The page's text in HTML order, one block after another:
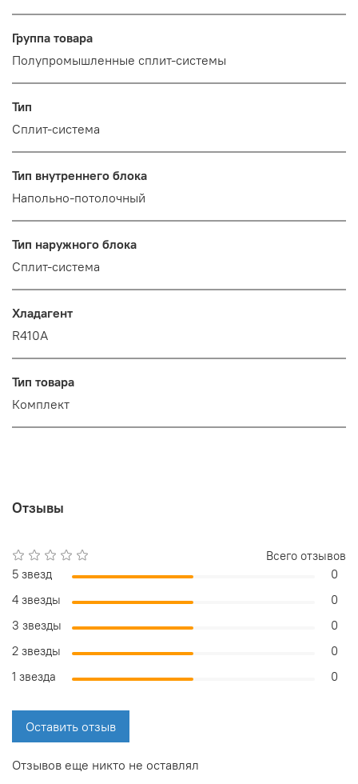
Группа товара
Полупромышленные сплит-системы
Тип
Сплит-система
Тип внутреннего блока
Напольно-потолочный
Тип наружного блока
Сплит-система
Хладагент
R410A
Тип товара
Комплект
Отзывы
Отзывов еще никто не оставлял
Всего отзывов
5 звезд
0
4 звезды
0
3 звезды
0
2 звезды
0
1 звезда
0
Оставить отзыв